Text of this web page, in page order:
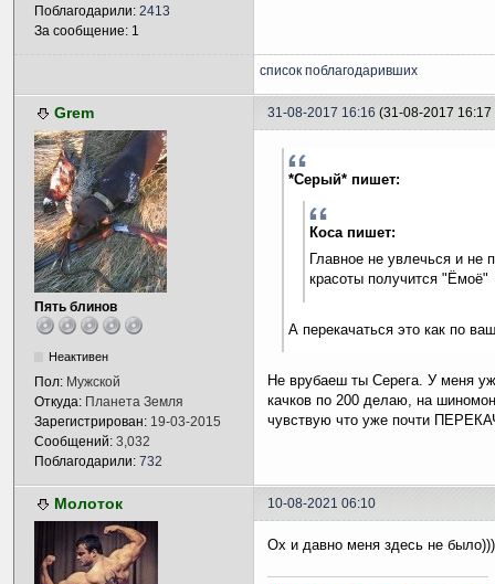
Поблагодарили: 2413
За сообщение: 1
список поблагодаривших
Grem 31-08-2017 16:16 (31-08-2017 16:17
Пять блинов
Неактивен
Пол: Мужской
Откуда: Планета Земля
Зарегистрирован: 19-03-2015
Сообщений: 3,032
Поблагодарили: 732
*Серый* пишет:
Коса пишет:
Главное не увлечься и не
красоты получится "Ёмоё"
А перекачаться это как по
Не врубаеш ты Серега. У меня
качков по 200 делаю, на
чувствую что уже почти
Молоток 10-08-2021 06:10
Ох и давно меня здесь не